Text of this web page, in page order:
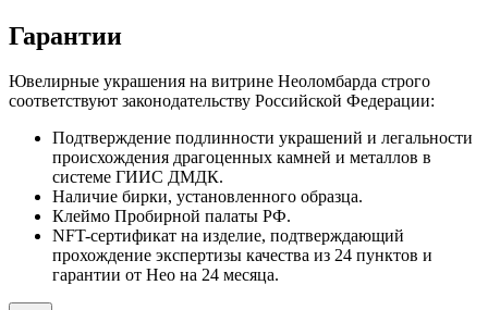
Гарантии
Ювелирные украшения на витрине Неоломбарда строго
соответствуют законодательству Российской Федерации:
Подтверждение подлинности украшений и легальности
происхождения драгоценных камней и металлов в
системе ГИИС ДМДК.
Наличие бирки, установленного образца.
Клеймо Пробирной палаты РФ.
NFT-сертификат на изделие, подтверждающий
прохождение экспертизы качества из 24 пунктов и
гарантии от Нео на 24 месяца.